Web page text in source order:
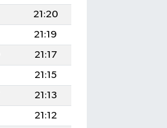
21:20
21:19
21:17
21:15
21:13
21:12